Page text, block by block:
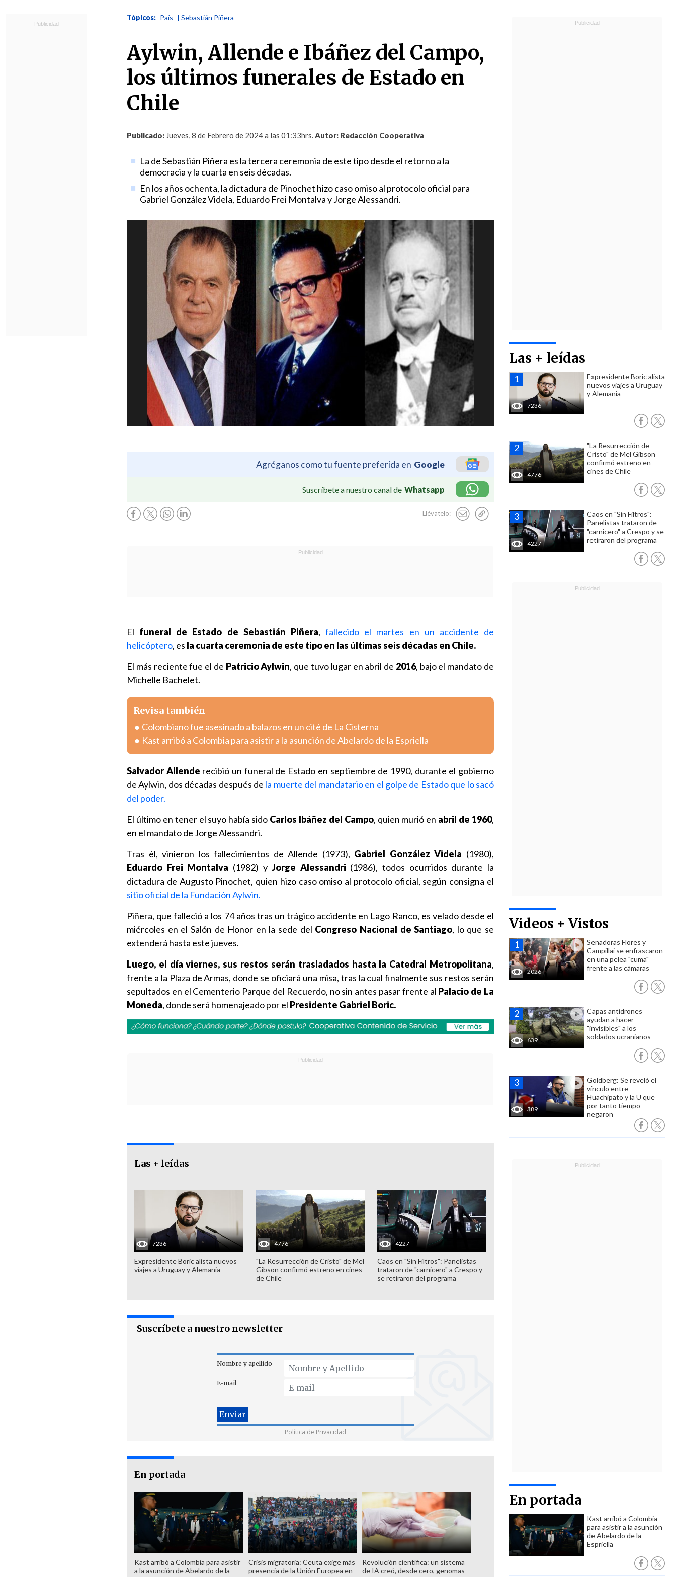
Tópicos: País | Sebastián Piñera
Aylwin, Allende e Ibáñez del Campo,
los últimos funerales de Estado en
Chile
Publicado: Jueves, 8 de Febrero de 2024 a las 01:33hrs.Autor: Redacción Cooperativa
La de Sebastián Piñera es la tercera ceremonia de este tipo desde el retorno a la
democracia y la cuarta en seis décadas.
En los años ochenta, la dictadura de Pinochet hizo caso omiso al protocolo oficial para
Gabriel González Videla, Eduardo Frei Montalva y Jorge Alessandri.
Agréganos como tu fuente preferida en Google
Suscríbete a nuestro canal de Whatsapp
Llévatelo:
Las + leídas
7236
Expresidente Boric alista
nuevos viajes a Uruguay
y Alemania
4776
"La Resurrección de
Cristo" de Mel Gibson
confirmó estreno en
cines de Chile
4227
Caos en "Sin Filtros":
Panelistas trataron de
"carnicero" a Crespo y se
retiraron del programa
Videos + Vistos
2026
Senadoras Flores y
Campillai se enfrascaron
en una pelea "cuma"
frente a las cámaras
639
Capas antidrones
ayudan a hacer
"invisibles" a los
soldados ucranianos
389
Goldberg: Se reveló el
vínculo entre
Huachipato y la U que
por tanto tiempo
negaron
En portada
Kast arribó a Colombia
para asistir a la asunción
de Abelardo de la
Espriella
El funeral de Estado de Sebastián Piñera,fallecido el martes en un accidente de
helicóptero, es la cuarta ceremonia de este tipo en las últimas seis décadas en Chile.
El más reciente fue el de Patricio Aylwin, que tuvo lugar en abril de 2016, bajo el mandato de
Michelle Bachelet.
Revisa también
Colombiano fue asesinado a balazos en un cité de La Cisterna
Kast arribó a Colombia para asistir a la asunción de Abelardo de la Espriella
Salvador Allende recibió un funeral de Estado en septiembre de 1990, durante el gobierno
de Aylwin, dos décadas después de la muerte del mandatario en el golpe de Estado que lo sacó
del poder.
El último en tener el suyo había sido Carlos Ibáñez del Campo, quien murió en abril de 1960,
en el mandato de Jorge Alessandri.
Tras él, vinieron los fallecimientos de Allende (1973), Gabriel González Videla (1980),
Eduardo Frei Montalva (1982) yJorge Alessandri (1986), todos ocurridos durante la
dictadura de Augusto Pinochet, quien hizo caso omiso al protocolo oficial, según consigna el
sitio oficial de la Fundación Aylwin.
Piñera, que falleció a los 74 años tras un trágico accidente en Lago Ranco, es velado desde el
miércoles en el Salón de Honor en la sede del Congreso Nacional de Santiago, lo que se
extenderá hasta este jueves.
Luego, el día viernes, sus restos serán trasladados hasta la Catedral Metropolitana,
frente a la Plaza de Armas, donde se oficiará una misa, tras la cual finalmente sus restos serán
sepultados en el Cementerio Parque del Recuerdo, no sin antes pasar frente al Palacio de La
Moneda, donde será homenajeado por el Presidente Gabriel Boric.
Las + leídas
7236
Expresidente Boric alista nuevos
viajes a Uruguay y Alemania
4776
"La Resurrección de Cristo" de Mel
Gibson confirmó estreno en cines
de Chile
4227
Caos en "Sin Filtros": Panelistas
trataron de "carnicero" a Crespo y
se retiraron del programa
Suscríbete a nuestro newsletter
Nombre y apellido
E-mail
Política de Privacidad
En portada
Kast arribó a Colombia para asistir
a la asunción de Abelardo de la
Crisis migratoria: Ceuta exige más
presencia de la Unión Europea en
Revolución científica: un sistema
de IA creó, desde cero, genomas